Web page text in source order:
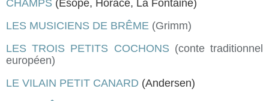
CHAMPS (Esope, Horace, La Fontaine)
LES MUSICIENS DE BRÊME (Grimm)
LES TROIS PETITS COCHONS (conte traditionnel
européen)
LE VILAIN PETIT CANARD (Andersen)